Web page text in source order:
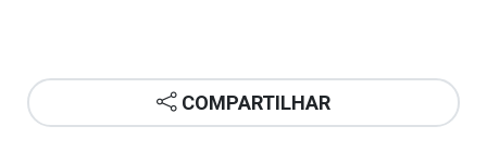
COMPARTILHAR